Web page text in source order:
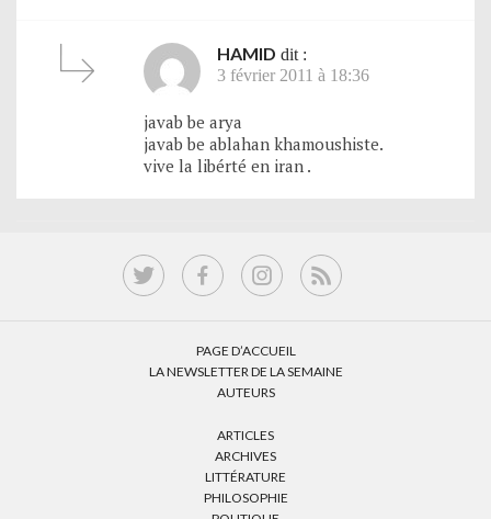
HAMID dit :
3 février 2011 à 18:36
javab be arya
javab be ablahan khamoushiste.
vive la libérté en iran .
PAGE D’ACCUEIL
LA NEWSLETTER DE LA SEMAINE
AUTEURS
ARTICLES
ARCHIVES
LITTÉRATURE
PHILOSOPHIE